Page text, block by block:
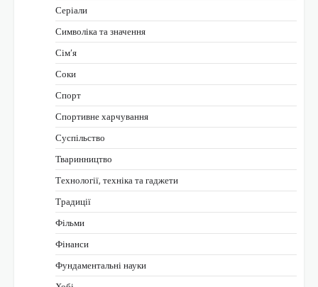
Серіали
Символіка та значення
Сім’я
Соки
Спорт
Спортивне харчування
Суспільство
Тваринництво
Технології, техніка та гаджети
Традиції
Фільми
Фінанси
Фундаментальні науки